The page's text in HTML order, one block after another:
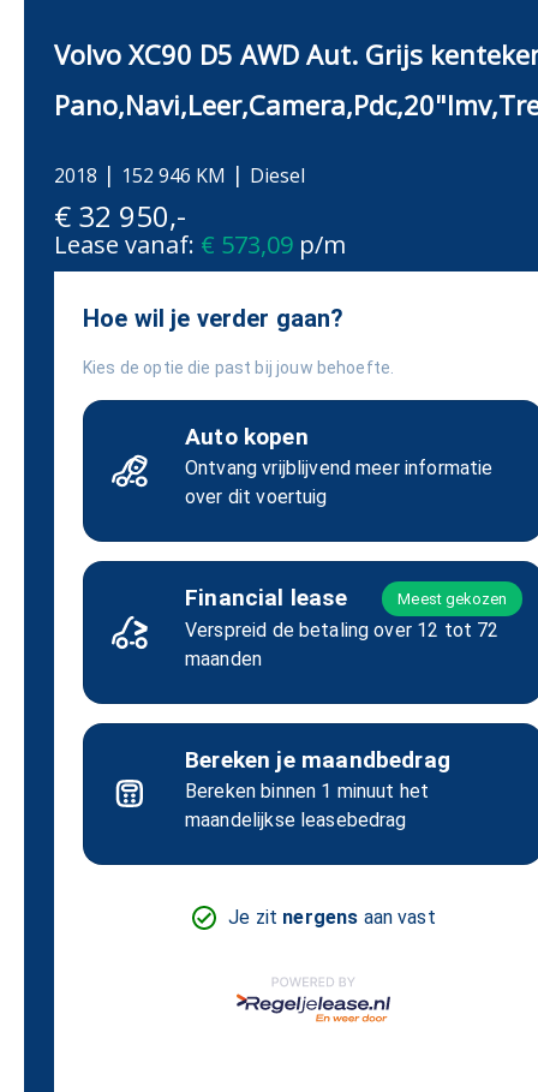
Volvo XC90 D5 AWD Aut. Grijs
2018 152 946 KM Diesel
€ 32 950,-
Lease vanaf: € 573,09 p/m